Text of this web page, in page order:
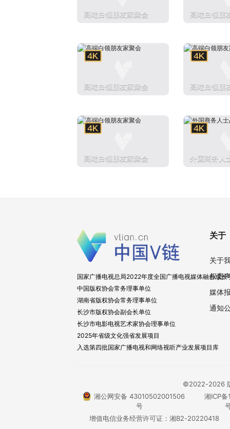
高端白领朋友家聚会 高端白领朋
高端白领朋友家聚会 高端白领朋
高端白领朋友家聚会 外国商务人
国家广播电视总局2022年度全国广播电视媒体融合成长
中国版权协会常务理事单位
湖南省版权协会常务理事单位
长沙市版权协会副会长单位
长沙市电影电视艺术家协会理事单位
2025年省级文化强省发展项目
入选第四批国家广播电视和网络视听产业发展项目库
关于
关于
权责
媒体
通知
©2022-2026
湘公网安备 43010502001506
号
湘ICP
增值电信业务经营许可证：湘B2-20220418